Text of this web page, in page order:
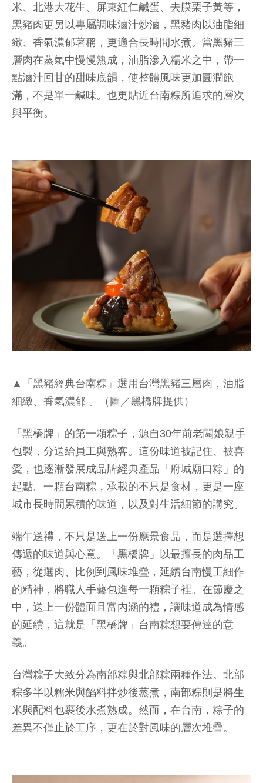
米、北港大花生、屏東紅仁鹹蛋、去膜栗子黃等，
黑豬肉更另以專屬調味滷汁炒滷，黑豬肉以油脂細
緻、香氣濃郁著稱，更適合長時間水煮。當黑豬三
層肉在蒸氣中慢慢熟成，油脂滲入糯米之中，帶一
點滷汁回甘的甜味底韻，使整體風味更加圓潤飽
滿，不是單一鹹味。也更貼近台南粽所追求的層次
與平衡。
▲「黑豬經典台南粽」選用台灣黑豬三層肉，油脂
細緻、香氣濃郁 。（圖／黑橋牌提供）
「黑橋牌」的第一顆粽子，源自30年前老闆娘親手
包製，分送給員工與熟客。這份味道被記住、被喜
愛，也逐漸發展成品牌經典產品「府城廟口粽」的
起點。一顆台南粽，承載的不只是食材，更是一座
城市長時間累積的味道，以及對生活細節的講究。
端午送禮，不只是送上一份應景食品，而是選擇想
傳遞的味道與心意。「黑橋牌」以最擅長的肉品工
藝，從選肉、比例到風味堆疊，延續台南慢工細作
的精神，將職人手藝包進每一顆粽子裡。在節慶之
中，送上一份體面且富內涵的禮，讓味道成為情感
的延續，這就是「黑橋牌」台南粽想要傳達的意
義。
台灣粽子大致分為南部粽與北部粽兩種作法。北部
粽多半以糯米與餡料拌炒後蒸煮，南部粽則是將生
米與配料包裹後水煮熟成。然而，在台南，粽子的
差異不僅止於工序，更在於對風味的層次堆疊。